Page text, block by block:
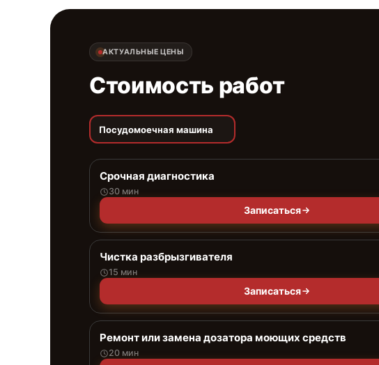
АКТУАЛЬНЫЕ ЦЕНЫ
Стоимость работ
Посудомоечная машина
Срочная диагностика
30 мин
Записаться
Чистка разбрызгивателя
15 мин
Записаться
Ремонт или замена дозатора моющих средств
20 мин